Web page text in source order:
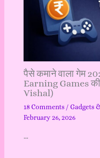
पैसे कमाने वाला गेम
Earning Games
Vishal)
18 Comments / Gadgets
February 26, 2026
…